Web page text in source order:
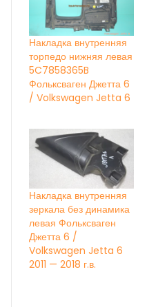
Накладка внутренняя
торпедо нижняя левая
5C7858365B
Фольксваген Джетта 6
/ Volkswagen Jetta 6
Накладка внутренняя
зеркала без динамика
левая Фольксваген
Джетта 6 /
Volkswagen Jetta 6
2011 — 2018 г.в.